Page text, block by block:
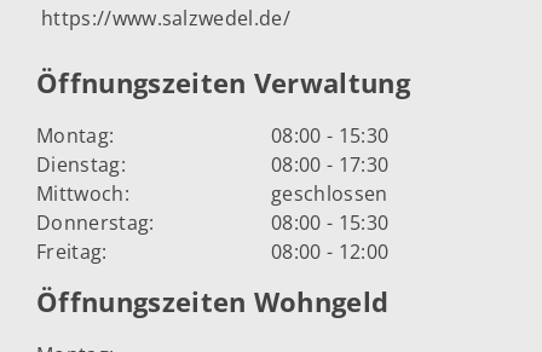
https://www.salzwedel.de/
Öffnungszeiten Verwaltung
Montag:
08:00 - 15:30
Dienstag:
08:00 - 17:30
Mittwoch:
geschlossen
Donnerstag:
08:00 - 15:30
Freitag:
08:00 - 12:00
Öffnungszeiten Wohngeld